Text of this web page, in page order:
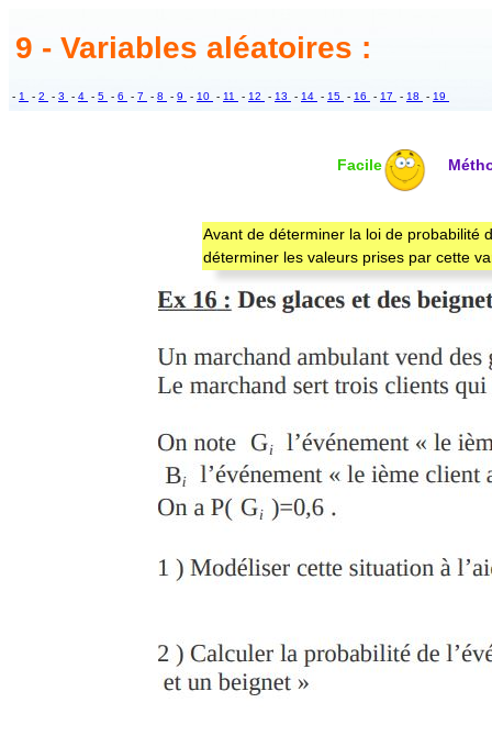
9 - Variables aléatoires :
- 1 - 2 - 3 - 4 - 5 - 6 - 7 - 8 - 9 - 10 - 11 - 12 - 13 - 14 - 15 - 16 - 17 - 18 - 19
Facile
Avant de déterminer la loi de probabilité
déterminer les valeurs prises par cette